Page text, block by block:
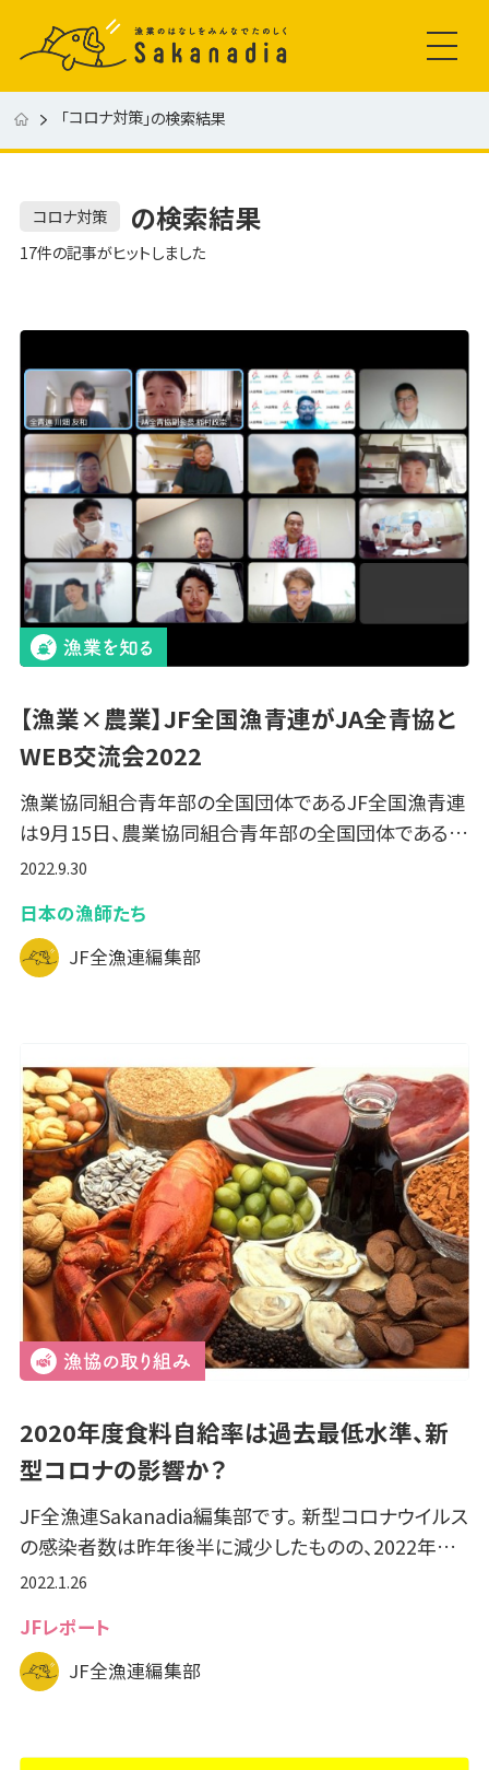
「コロナ対策」の検索結果
コロナ対策 の検索結果
17件の記事がヒットしました
【漁業×農業】JF全国漁青連がJA全青協と
WEB交流会2022
漁業協同組合青年部の全国団体であるJF全国漁青連
は9月15日、農業協同組合青年部の全国団体である…
2022.9.30
日本の漁師たち
JF全漁連編集部
2020年度食料自給率は過去最低水準、新
型コロナの影響か？
JF全漁連Sakanadia編集部です。 新型コロナウイルス
の感染者数は昨年後半に減少したものの、2022年…
2022.1.26
JFレポート
JF全漁連編集部